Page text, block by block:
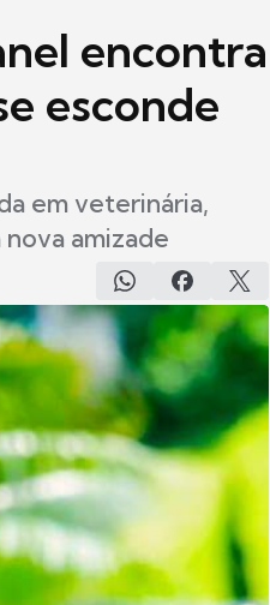
encontra
esconde
em veterinária,
amizade